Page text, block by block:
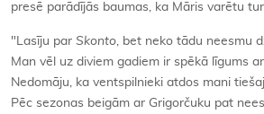
presē parādījās baumas, ka Māris varētu
"Lasīju par Skonto, bet neko tādu neesmu
Man vēl uz diviem gadiem ir spēkā līgums
Nedomāju, ka ventspilnieki atdos mani
Pēc sezonas beigām ar Grigorčuku pat